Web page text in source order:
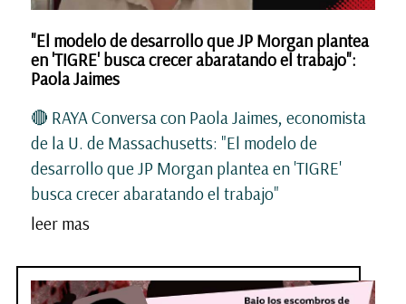
"El modelo de desarrollo que JP Morgan plantea
en 'TIGRE' busca crecer abaratando el trabajo":
Paola Jaimes
🔴 RAYA Conversa con Paola Jaimes, economista
de la U. de Massachusetts: "El modelo de
desarrollo que JP Morgan plantea en 'TIGRE'
busca crecer abaratando el trabajo"
leer mas